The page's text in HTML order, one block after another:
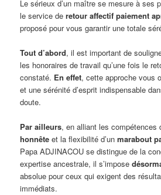
Le sérieux d’un maître se mesure à ses
le service deretour affectif paiement
proposé pour vous garantir une totale
Tout d’abord, il est important de
les honoraires de travail qu’une fois le
constaté. En effet, cette approche vous
et une sérénité d’esprit indispensable
doute.
Par ailleurs, en alliant les compétences
honnête et la flexibilité d’unmarabout
Papa ADJINACOU se distingue de la
expertise ancestrale, il s’impose
absolue pour ceux qui exigent des
immédiats.